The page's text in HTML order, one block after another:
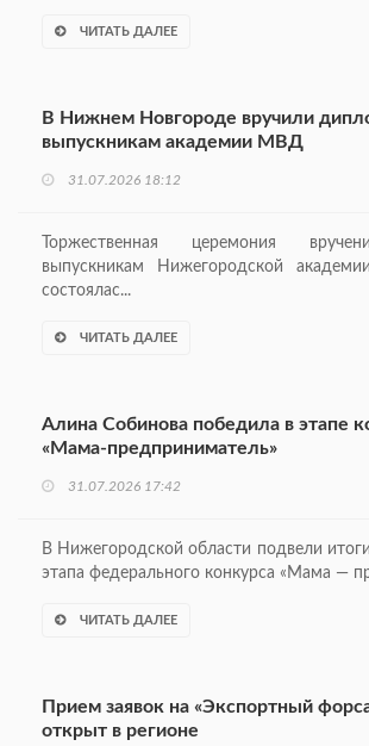
ЧИТАТЬ ДАЛЕЕ
В Нижнем Новгороде вручили
выпускникам академии МВД
31.07.2026 18:12
Торжественная церемония
выпускникам Нижегородской
состоялас...
ЧИТАТЬ ДАЛЕЕ
Алина Собинова победила в этапе
«Мама-предприниматель»
31.07.2026 17:42
В Нижегородской области подвели
этапа федерального конкурса «Мама —
ЧИТАТЬ ДАЛЕЕ
Прием заявок на «Экспортный
открыт в регионе